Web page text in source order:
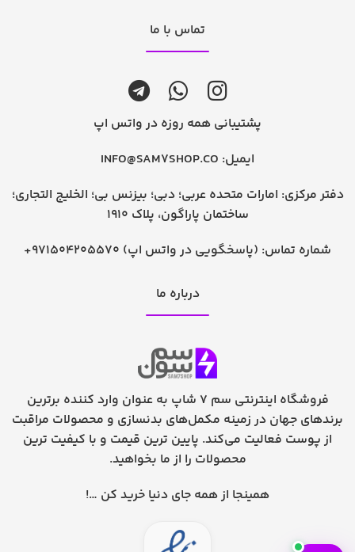
تماس با ما
پشتیبانی همه روزه در واتس اپ
ایمیل: INFO@SAM7SHOP.CO
دفتر مرکزی: امارات متحده عربی؛ دبی؛ بیزنس بی؛ الخلیج التجاری؛
ساختمان پاراگون، پلاک 1910
شماره تماس: +971504205570 (پاسخگویی در واتس اپ)
درباره ما
فروشگاه اینترنتی سم 7 شاپ به عنوان وارد کننده برترین
برندهای جهان در زمینه مکمل‌های بدنسازی و محصولات مراقبت
از پوست فعالیت می‌کند. پایین ترین قیمت و با کیفیت ترین
محصولات را از ما بخواهید.
همینجا از همه جای دنیا خرید کن …!